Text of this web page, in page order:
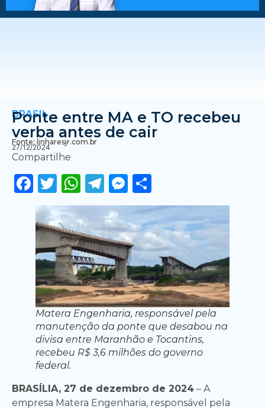
BRASIL
Ponte entre MA e TO recebeu
verba antes de cair
Fonte: linharesjr.com.br
27/12/2024
Compartilhe
Facebook
Twitter
WhatsApp
Telegram
Messenger
Matera Engenharia, responsável pela
manutenção da ponte que desabou na
divisa entre Maranhão e Tocantins,
recebeu R$ 3,6 milhões do governo
federal.
BRASÍLIA, 27 de dezembro de 2024 – A
empresa Matera Engenharia, responsável pela